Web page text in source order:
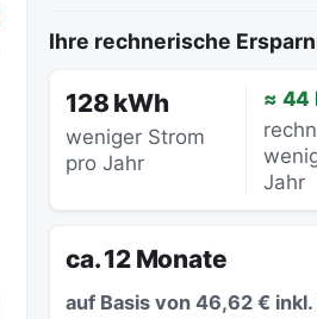
Ihre rechnerische
128 kWh
weniger Strom
pro Jahr
≈ 44
Jahr
ca. 12 Monate
auf Basis von 46,62 €